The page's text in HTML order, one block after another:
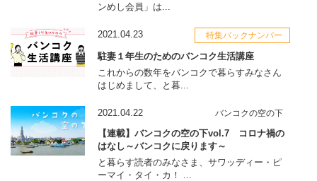
ンめし会員」は...
2021.04.23 特集バックナンバー
駐妻１年生のためのバンコク生活講座
これからの数年をバンコクで暮らすみなさん
はじめまして、と暮...
2021.04.22 バンコクの空の下
【連載】バンコクの空の下vol.7 コロナ禍の
はなし～バンコクに戻ります～
と暮らす読者のみなさま、サワッディー・ピ
ーマイ・タイ・カ！ ...